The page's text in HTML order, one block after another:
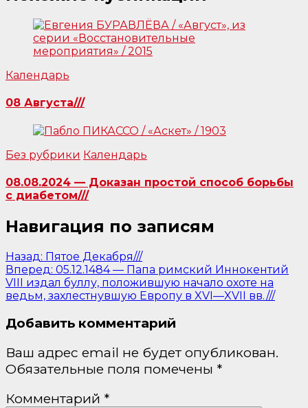
Календарь
08 Августа///
Без рубрики Календарь
08.08.2024 — Доказан простой способ борьбы
с диабетом///
Навигация по записям
Назад: Пятое Декабря///
Вперед: 05.12.1484 — Папа римский Иннокентий
VIII издал буллу, положившую начало охоте на
ведьм, захлестнувшую Европу в XVI—XVII вв.///
Добавить комментарий
Ваш адрес email не будет опубликован.
Обязательные поля помечены *
Комментарий *